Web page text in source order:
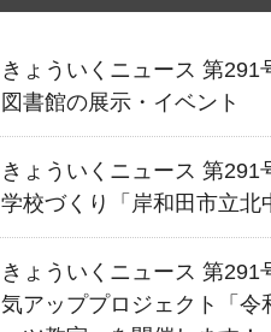
きょういくニュース 第
図書館の展示・イベント
きょういくニュース 第291
学校づくり「岸和田市立北
きょういくニュース 第
気アッププロジェクト「令